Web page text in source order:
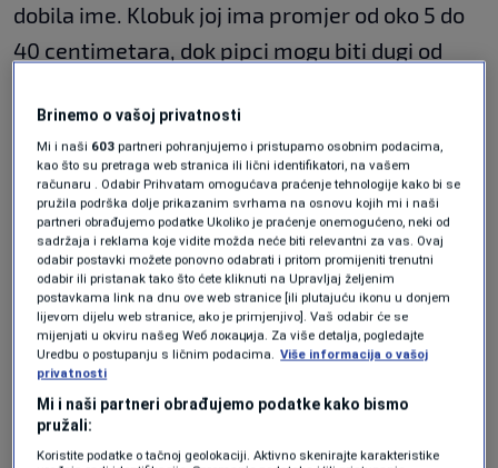
dobila ime. Klobuk joj ima promjer od oko 5 do
40 centimetara, dok pipci mogu biti dugi od
piše Euronews.
Za ljude se uhata meduza smatra uglavnom
bezopasnom jer njene žarne ćelije obično
izazivaju tek blagu iritaciju kože. Međutim, u
Baltičkom i Sjevernom moru živi ilavlja
meduza(Cyanea capillata). Poznata je i kao
žuta žarnjača, a stanovnici obale često je
nazivaju "vatrenom meduzom".
Njeni dugi pipci mogu izazvati bolne opekotine,
Brinemo o vašoj privatnosti
Mi i naši 603 partneri pohranjujemo i pristupamo osobnim podacima,
kao što su pretraga web stranica ili lični identifikatori, na vašem
računaru . Odabir Prihvatam omogućava praćenje tehnologije kako bi se
pružila podrška dolje prikazanim svrhama na osnovu kojih mi i naši
partneri obrađujemo podatke Ukoliko je praćenje onemogućeno, neki od
sadržaja i reklama koje vidite možda neće biti relevantni za vas. Ovaj
odabir postavki možete ponovno odabrati i pritom promijeniti trenutni
odabir ili pristanak tako što ćete kliknuti na Upravljaj željenim
postavkama link na dnu ove web stranice [ili plutajuću ikonu u donjem
lijevom dijelu web stranice, ako je primjenjivo]. Vaš odabir će se
mijenjati u okviru našeg Wеб локација. Za više detalja, pogledajte
Uredbu o postupanju s ličnim podacima. Više informacija o vašoj
privatnosti
Mi i naši partneri obrađujemo podatke kako bismo
pružali:
Koristite podatke o tačnoj geolokaciji. Aktivno skenirajte karakteristike